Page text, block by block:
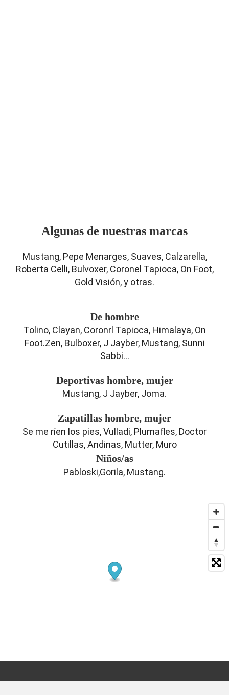
Algunas de nuestras marcas
Mustang, Pepe Menarges, Suaves, Calzarella,
Roberta Celli, Bulvoxer, Coronel Tapioca, On Foot,
Gold Visión, y otras.
De hombre
Tolino, Clayan, Coronrl Tapioca, Himalaya, On
Foot.Zen, Bulboxer, J Jayber, Mustang, Sunni
Sabbi...
Deportivas hombre, mujer
Mustang, J Jayber, Joma.
Zapatillas hombre, mujer
Se me ríen los pies, Vulladi, Plumafles, Doctor
Cutillas, Andinas, Mutter, Muro
Niños/as
Pabloski,Gorila, Mustang.